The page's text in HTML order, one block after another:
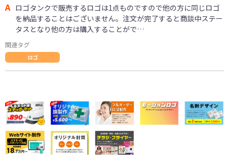
A ロゴタンクで販売するロゴは1点ものですので他の方に同じロゴ
を納品することはございません。注文が完了すると商談中ステー
タスとなり他の方は購入することがで…
関連タグ
ロゴ